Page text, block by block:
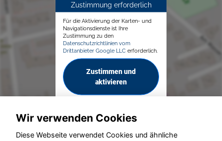
Zustimmung erforderlich
Für die Aktivierung der Karten- und
Navigationsdienste ist Ihre
Zustimmung zu den
Datenschutzrichtlinien vom
Drittanbieter Google LLC erforderlich.
Zustimmen und
aktivieren
Wir verwenden Cookies
Diese Webseite verwendet Cookies und ähnliche